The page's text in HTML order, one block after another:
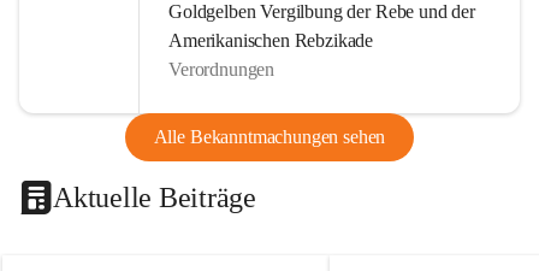
Goldgelben Vergilbung der Rebe und der
Amerikanischen Rebzikade
Verordnungen
Alle Bekanntmachungen sehen
Aktuelle Beiträge